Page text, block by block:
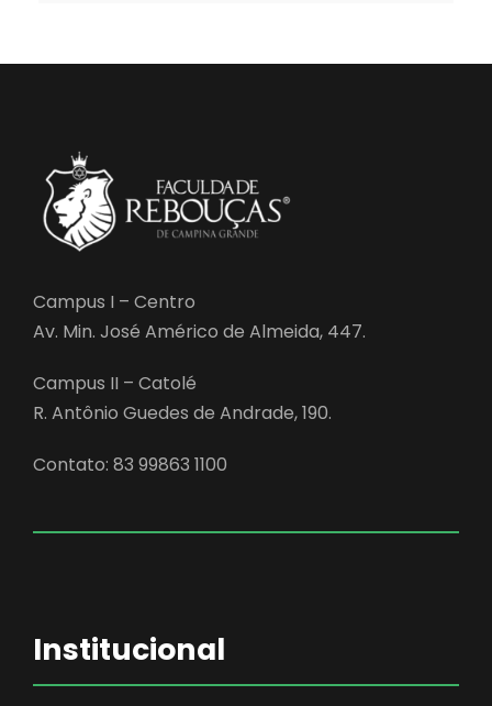
Campus I – Centro
Av. Min. José Américo de Almeida, 447.
Campus II – Catolé
R. Antônio Guedes de Andrade, 190.
Contato: 83 99863 1100
Institucional